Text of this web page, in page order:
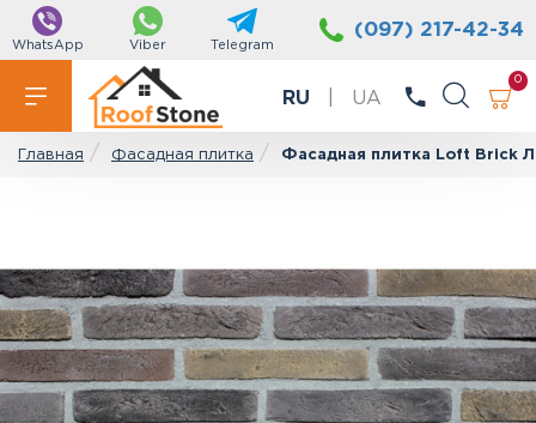
WhatsApp Viber Telegram
(097) 217-42-34
RU UA
0
Главная Фасадная плитка Фасадная плитка Loft Brick